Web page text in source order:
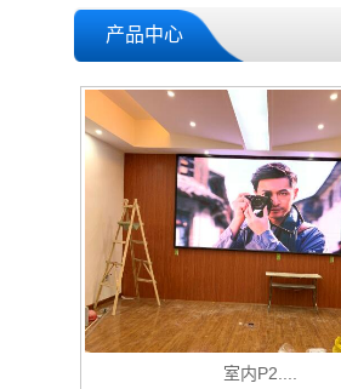
产品中心
室内P2....